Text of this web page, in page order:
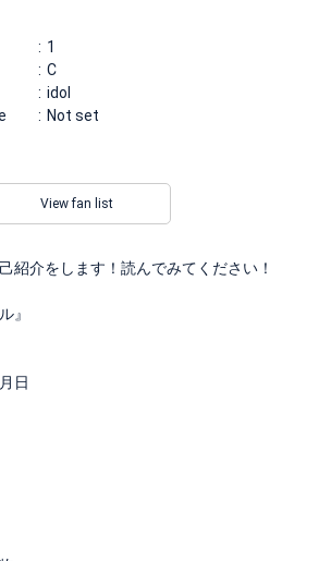
1
C
idol
Not set
View fan list
紹介をします！読んでみてください！
』
日